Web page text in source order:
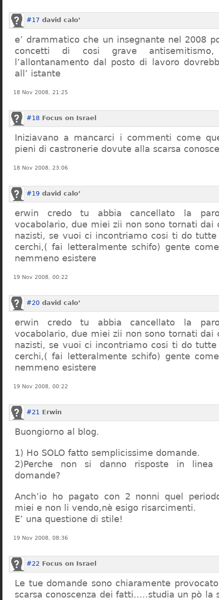
#17 david calo’
e’ drammatico che un insegnante nel 2008
concetti di cosi grave
l’allontanamento dal posto di lavoro
all’ istante
18 Nov 2008, 21:25
#18 Focus on Israel
Iniziavano a mancarci i commenti come
pieni di castronerie dovute alla scarsa
18 Nov 2008, 23:06
#19 david calo’
erwin credo tu abbia cancellato la
vocabolario, due miei zii non sono tornati dai
nazisti, se vuoi ci incontriamo cosi ti do tutte
cerchi,( fai letteralmente schifo) gente
nemmeno esistere
19 Nov 2008, 00:22
#20 david calo’
erwin credo tu abbia cancellato la
vocabolario, due miei zii non sono tornati dai
nazisti, se vuoi ci incontriamo cosi ti do tutte
cerchi,( fai letteralmente schifo) gente
nemmeno esistere
19 Nov 2008, 00:22
#21 Erwin
Buongiorno al blog.
1) Ho SOLO fatto semplicissime domande.
2)Perche non si danno risposte in
domande?
Anch’io ho pagato con 2 nonni quel
miei e non li vendo,nè esigo risarcimenti.
E’ una questione di stile!
19 Nov 2008, 08:36
#22 Focus on Israel
Le tue domande sono chiaramente
scarsa conoscenza dei fatti…..studia un pò la